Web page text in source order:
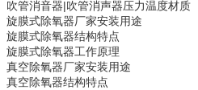
吹管消音器|吹管消声器压力温度材质
旋膜式除氧器厂家安装用途
旋膜式除氧器结构特点
旋膜式除氧器工作原理
真空除氧器厂家安装用途
真空除氧器结构特点